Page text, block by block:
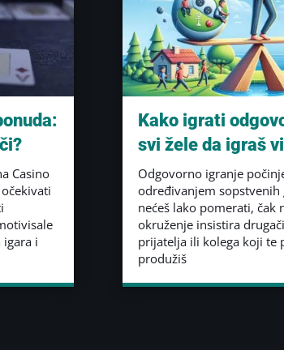
Casino
igara i
Kako igrati
svi žele da igraš
Odgovorno igranje
određivanjem sopstvenih
nećeš lako pomerati, čak
okruženje insistira
prijatelja ili kolega koji te
produžiš